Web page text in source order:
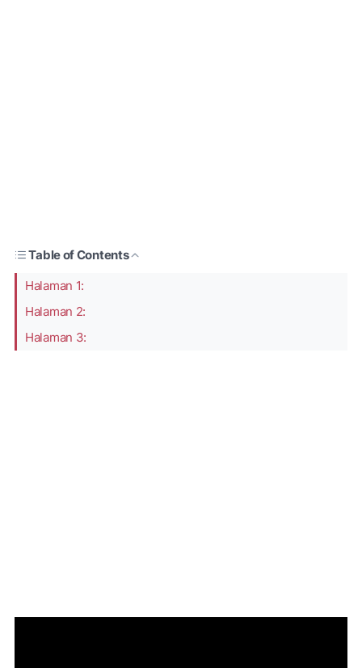
Table of Contents
Halaman 1:
Halaman 2:
Halaman 3: